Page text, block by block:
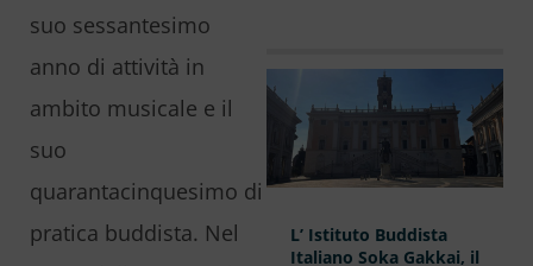
suo sessantesimo
anno di attività in
ambito musicale e il
suo
quarantacinquesimo di
pratica buddista. Nel
L’ Istituto Buddista
Italiano Soka Gakkai, il